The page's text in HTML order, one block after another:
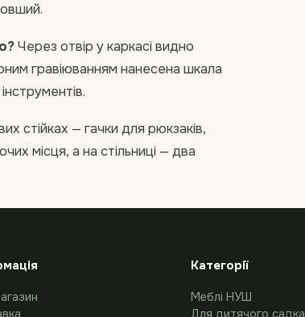
Через отвір у каркасі видно
гравіюванням нанесена шкала
стійках — гачки для рюкзаків,
місця, а на стільниці — два
Категорії
Меблі НУШ
Для дитячого садка